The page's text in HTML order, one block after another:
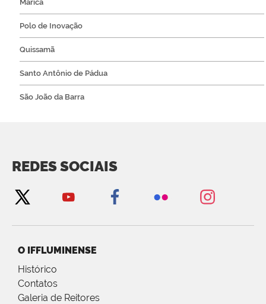
Maricá
Polo de Inovação
Quissamã
Santo Antônio de Pádua
São João da Barra
REDES SOCIAIS
O IFFLUMINENSE
Histórico
Contatos
Galeria de Reitores